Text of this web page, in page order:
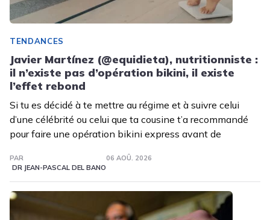
TENDANCES
Javier Martínez (@equidieta), nutritionniste :
il n’existe pas d’opération bikini, il existe
l’effet rebond
Si tu es décidé à te mettre au régime et à suivre celui
d’une célébrité ou celui que ta cousine t’a recommandé
pour faire une opération bikini express avant de
PAR
DR JEAN-PASCAL DEL BANO
06 AOÛ. 2026